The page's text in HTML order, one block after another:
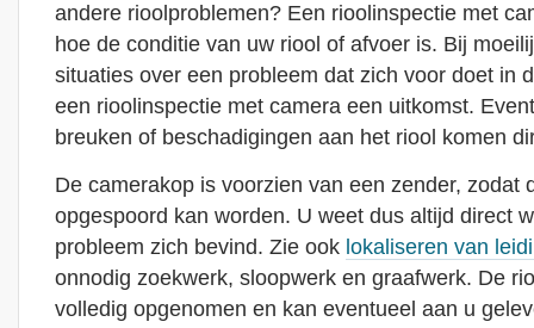
andere rioolproblemen? Een rioolinspectie met
hoe de conditie van uw riool of afvoer is. Bij
situaties over een probleem dat zich voor doet in
een rioolinspectie met camera een uitkomst.
breuken of beschadigingen aan het riool komen
De camerakop is voorzien van een zender, zodat
opgespoord kan worden. U weet dus altijd direct
probleem zich bevind. Zie ook lokaliseren van
onnodig zoekwerk, sloopwerk en graafwerk. De
volledig opgenomen en kan eventueel aan u